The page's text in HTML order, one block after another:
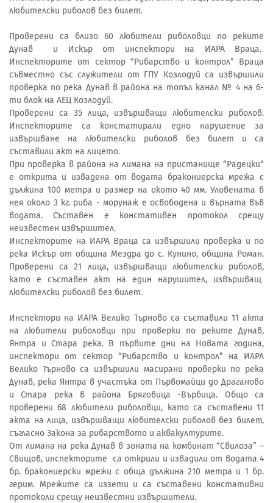
любителски риболов без билет.
Проверени са близо 60 любители риболовци по реките
Дунав и Искър от инспектори на ИАРА Враца.
Инспекторите от сектор “Рибарство и контрол” Враца
съвместно със служители от ГПУ Козлодуй са извършили
проверка по река Дунав в района на топъл канал № 4 на 6-
ти блок на АЕЦ Козлодуй.
Проверени са 35 лица, извършващи любителски риболов.
Инспекторите са констатирали едно нарушение за
извършване на любителски риболов без билет и са
съставили акт на лицето.
При проверка в района на лимана на пристанище “Радецки“
е открита и извадена от водата бракониерска мрежа с
дължина 100 метра и размер на окото 40 мм. Уловената в
нея около 3 кг. риба - морунаж е освободена и върната във
водата. Съставен е констативен протокол срещу
неизвестен извършител.
Инспекторите на ИАРА Враца са извършили проверка и по
река Искър от община Мездра до с. Кунино, община Роман.
Проверени са 21 лица, извършващи любителски риболов,
като е съставен акт на един нарушител, извършващ
любителски риболов без билет.
Инспектори на ИАРА Велико Търново са съставили 11 акта
на любители риболовци при проверки по реките Дунав,
Янтра и Стара река. В първите дни на Новата година,
инспектори от сектор “Рибарство и контрол” на ИАРА
Велико Търново са извършили масирани проверки по река
Дунав, река Янтра в участъка от Първомайци до Драганово
и Стара река в района Бряговица -Върбица. Общо са
проверени 68 любители риболовци, като са съставени 11
акта на лица, извършващи любителски риболов без билет,
съгласно Закона за рибарството и аквакултурите.
От лимана на река Дунав в зоната на комбинат “Свилоза” –
Свищов, инспекторите са открили и извадили от водата 4
бр. бракониерски мрежи с обща дължина 210 метра и 1 бр.
герим. Мрежите са иззети и са съставени констативни
протоколи срещу неизвестни извършители.